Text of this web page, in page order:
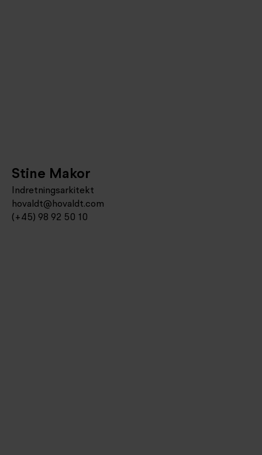
Stine Makor
Indretningsarkitekt
hovaldt@hovaldt.com
(+45) 98 92 50 10